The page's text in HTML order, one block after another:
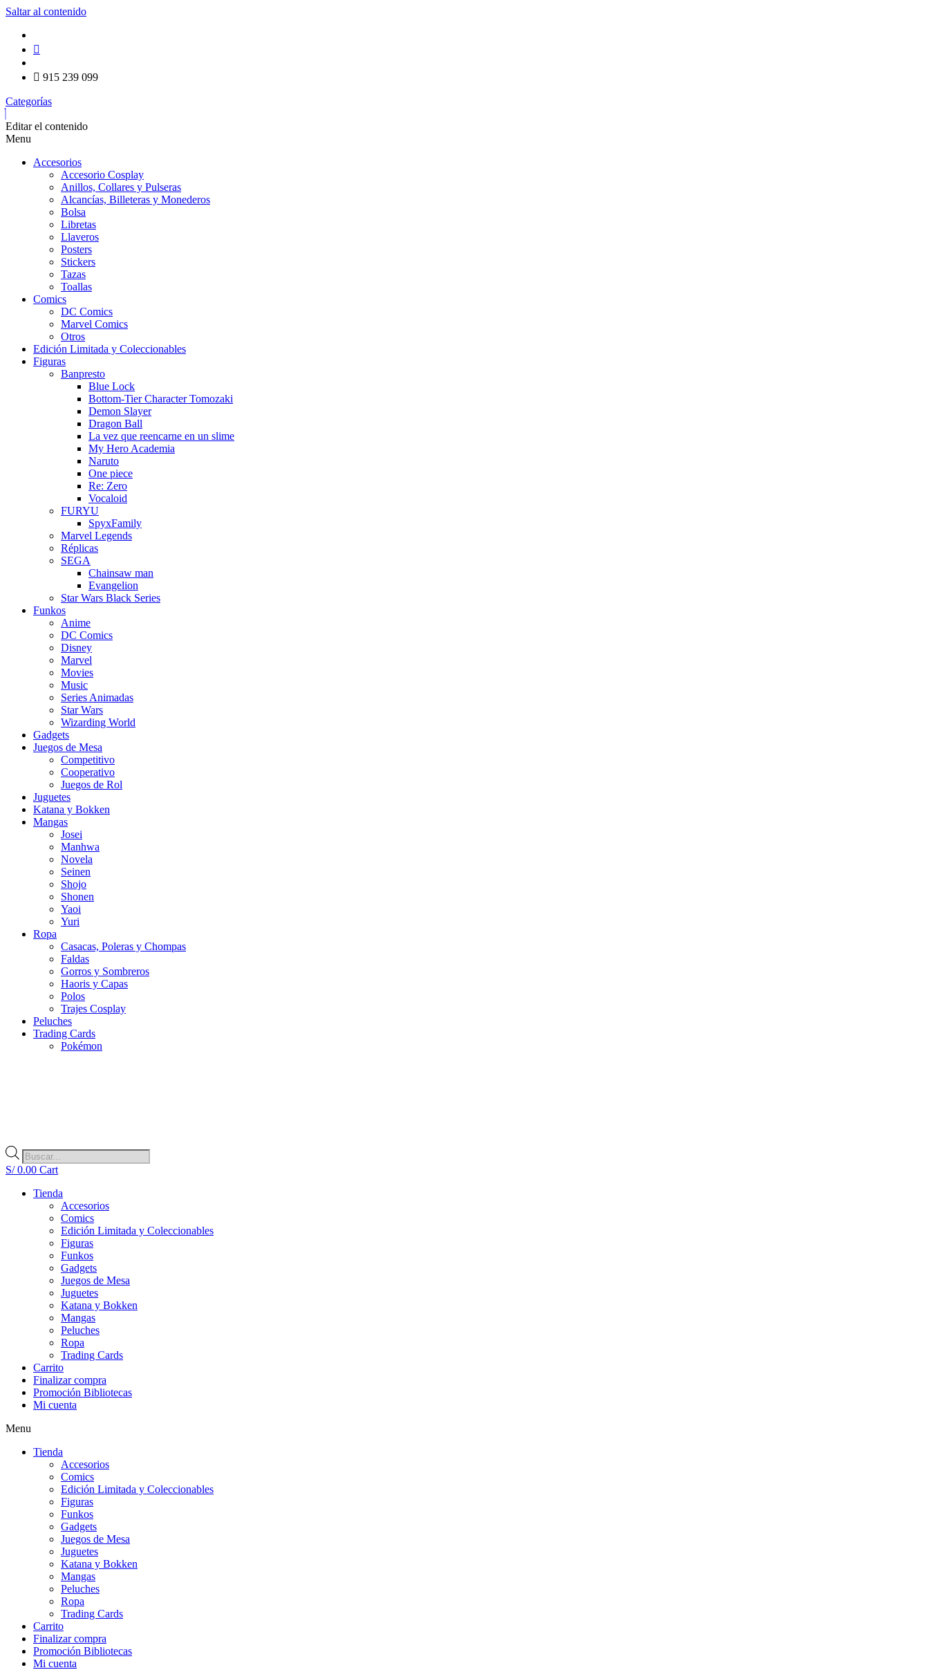
Saltar al contenido
915 239 099
Categorías
Editar el contenido
Menu
Accesorios
Accesorio Cosplay
Anillos, Collares y Pulseras
Alcancías, Billeteras y Monederos
Bolsa
Libretas
Llaveros
Posters
Stickers
Tazas
Toallas
Comics
DC Comics
Marvel Comics
Otros
Edición Limitada y Coleccionables
Figuras
Banpresto
Blue Lock
Bottom-Tier Character Tomozaki
Demon Slayer
Dragon Ball
La vez que reencarne en un slime
My Hero Academia
Naruto
One piece
Re: Zero
Vocaloid
FURYU
SpyxFamily
Marvel Legends
Réplicas
SEGA
Chainsaw man
Evangelion
Star Wars Black Series
Funkos
Anime
DC Comics
Disney
Marvel
Movies
Music
Series Animadas
Star Wars
Wizarding World
Gadgets
Juegos de Mesa
Competitivo
Cooperativo
Juegos de Rol
Juguetes
Katana y Bokken
Mangas
Josei
Manhwa
Novela
Seinen
Shojo
Shonen
Yaoi
Yuri
Ropa
Casacas, Poleras y Chompas
Faldas
Gorros y Sombreros
Haoris y Capas
Polos
Trajes Cosplay
Peluches
Trading Cards
Pokémon
Búsqueda
de
productos
S/0.00 Cart
Tienda
Accesorios
Comics
Edición Limitada y Coleccionables
Figuras
Funkos
Gadgets
Juegos de Mesa
Juguetes
Katana y Bokken
Mangas
Peluches
Ropa
Trading Cards
Carrito
Finalizar compra
Promoción Bibliotecas
Mi cuenta
Menu
Tienda
Accesorios
Comics
Edición Limitada y Coleccionables
Figuras
Funkos
Gadgets
Juegos de Mesa
Juguetes
Katana y Bokken
Mangas
Peluches
Ropa
Trading Cards
Carrito
Finalizar compra
Promoción Bibliotecas
Mi cuenta